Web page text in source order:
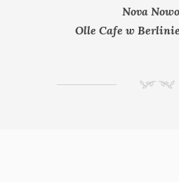
Nova
Olle Cafe w
NM